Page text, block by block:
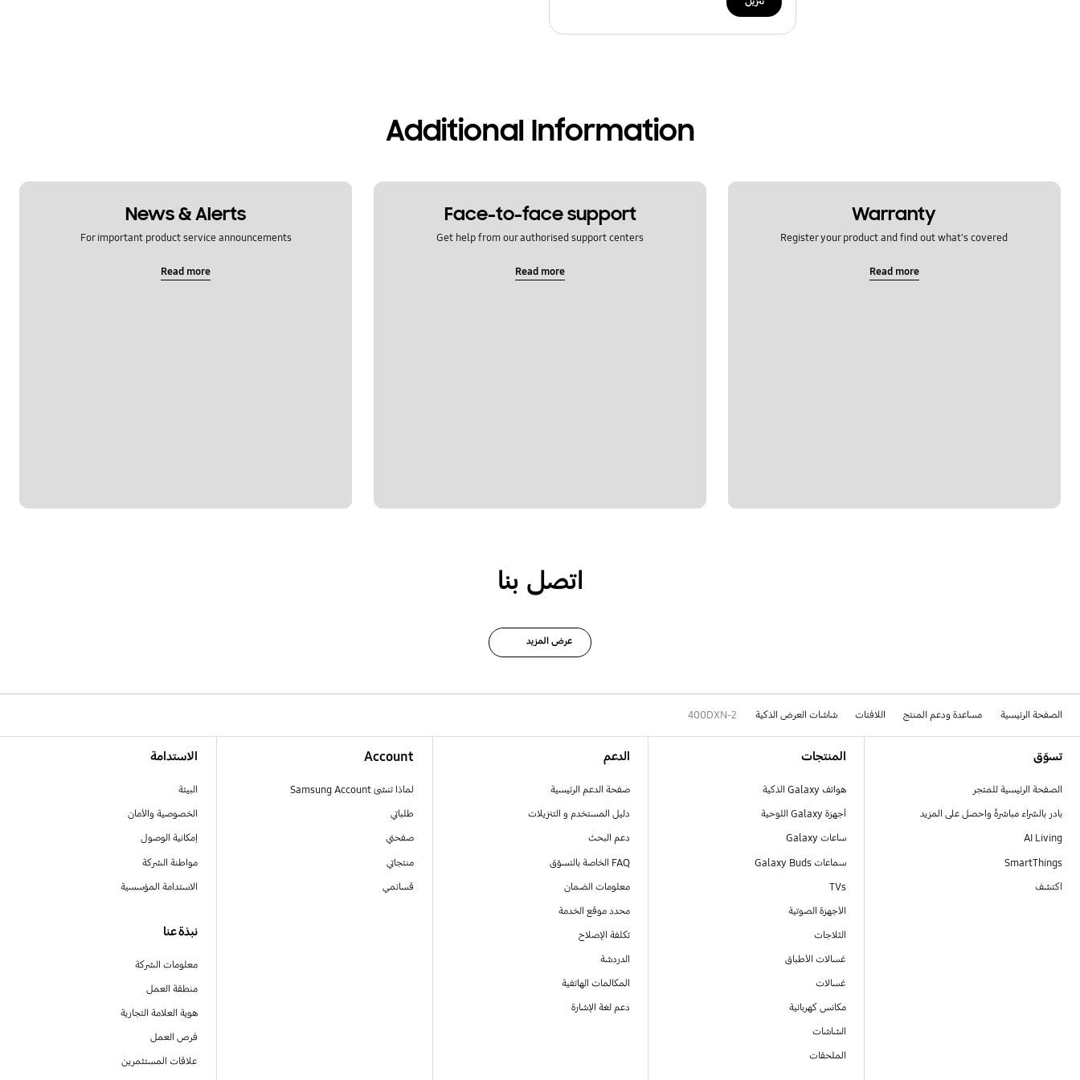
Additional Information
Warranty
Register your product and find out what's covered
Read more
Face-to-face support
Get help from our authorised support centers
Read more
News & Alerts
For important product service announcements
Read more
اتصل بنا
عرض المزيد
الصفحة الرئيسية مساعدة ودعم المنتج اللافتات شاشات العرض الذكية 400DXN-2
تسوّق
الصفحة الرئيسية للمتجر
بادر بالشراء مباشرةً واحصل على المزيد
AI Living
SmartThings
اكتشف
المنتجات
هواتف Galaxy الذكية
أجهزة Galaxy اللوحية
ساعات Galaxy
سماعات Galaxy Buds
TVs
الأجهزة الصوتية
الثلاجات
غسالات الأطباق
غسالات
مكانس كهربائية
الشاشات
الملحقات
الدعم
صفحة الدعم الرئيسية
دليل المستخدم و التنزيلات
دعم البحث
FAQ الخاصة بالتسوّق
معلومات الضمان
محدد موقع الخدمة
تكلفة الإصلاح
الدردشة
المكالمات الهاتفية
دعم لغة الإشارة
Account
لماذا تنشئ Samsung Account
طلباتي
صفحتي
منتجاتي
قسائمي
الاستدامة
البيئة
الخصوصية والأمان
إمكانية الوصول
مواطنة الشركة
الاستدامة المؤسسية
نبذة عنا
معلومات الشركة
منطقة العمل
هوية العلامة التجارية
فرص العمل
علاقات المستثمرين